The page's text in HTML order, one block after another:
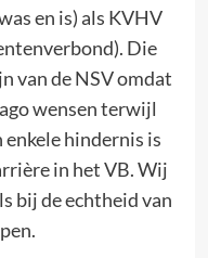
en is) als KVHV
Die
van de NSV omdat
wensen terwijl
hindernis is
in het VB. Wij
bij de echtheid van